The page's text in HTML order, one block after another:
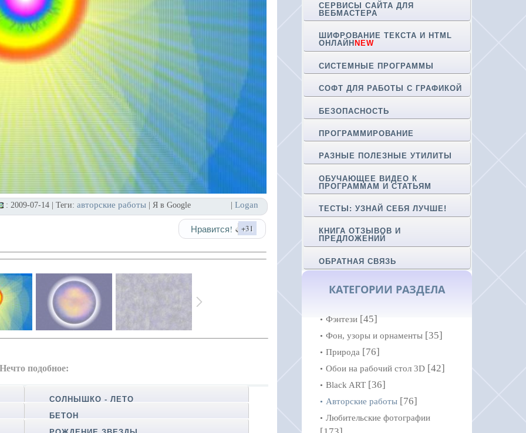
: 2009-07-14 | Теги: авторские работы | Я в Google | Logan
Нравится! +31
Нечто подобное:
СОЛНЫШКО - ЛЕТО
БЕТОН
СЕРВИСЫ САЙТА ДЛЯ
ВЕБМАСТЕРА
ШИФРОВАНИЕ ТЕКСТА И HTML
ОНЛАЙН NEW
СИСТЕМНЫЕ ПРОГРАММЫ
СОФТ ДЛЯ РАБОТЫ С ГРАФИКОЙ
БЕЗОПАСНОСТЬ
ПРОГРАММИРОВАНИЕ
РАЗНЫЕ ПОЛЕЗНЫЕ УТИЛИТЫ
ОБУЧАЮЩЕЕ ВИДЕО К
ПРОГРАММАМ И СТАТЬЯМ
ТЕСТЫ: УЗНАЙ СЕБЯ ЛУЧШЕ!
КНИГА ОТЗЫВОВ И
ПРЕДЛОЖЕНИЙ
ОБРАТНАЯ СВЯЗЬ
КАТЕГОРИИ РАЗДЕЛА
Фэнтези [45]
Фон, узоры и орнаменты [35]
Природа [76]
Обои на рабочий стол 3D [42]
Black ART [36]
Авторские работы [76]
Любительские фотографии